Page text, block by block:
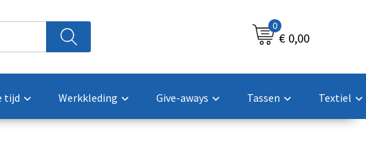
0
€ 0,00
tijd Werkkleding Give-aways Tassen Textiel